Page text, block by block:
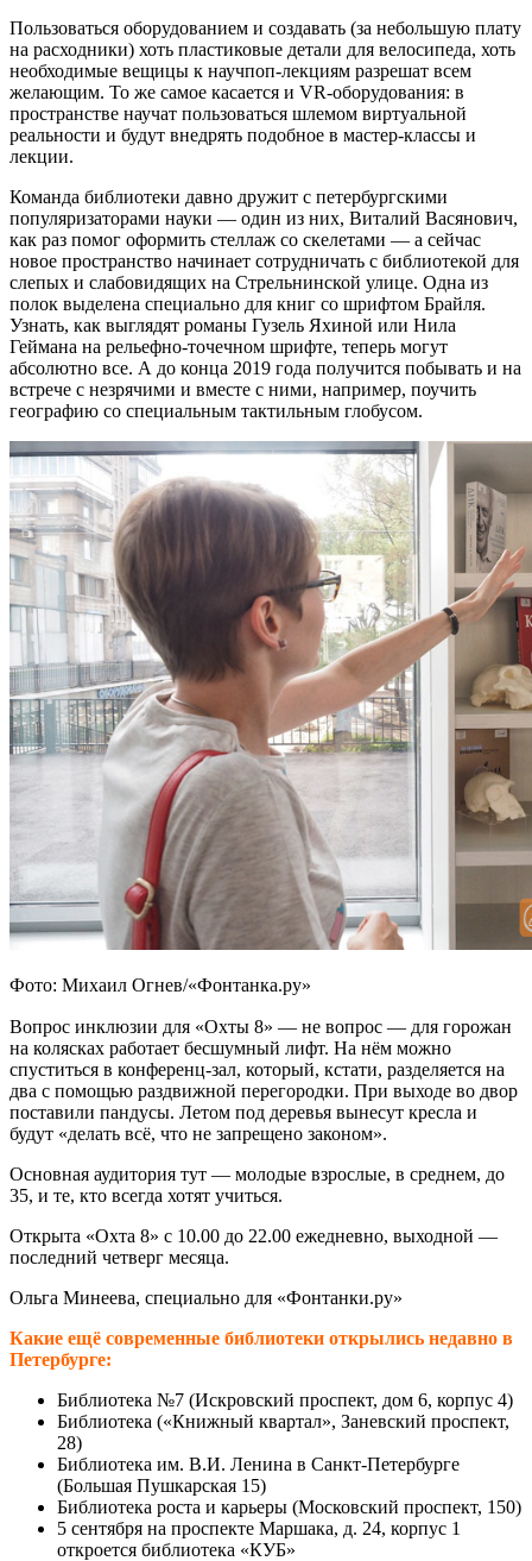
Пользоваться оборудованием и создавать (за небольшую плату
на расходники) хоть пластиковые детали для велосипеда, хоть
необходимые вещицы к научпоп-лекциям разрешат всем
желающим. То же самое касается и VR-оборудования: в
пространстве научат пользоваться шлемом виртуальной
реальности и будут внедрять подобное в мастер-классы и
лекции.
Команда библиотеки давно дружит с петербургскими
популяризаторами науки — один из них, Виталий Васянович,
как раз помог оформить стеллаж со скелетами — а сейчас
новое пространство начинает сотрудничать с библиотекой для
слепых и слабовидящих на Стрельнинской улице. Одна из
полок выделена специально для книг со шрифтом Брайля.
Узнать, как выглядят романы Гузель Яхиной или Нила
Геймана на рельефно-точечном шрифте, теперь могут
абсолютно все. А до конца 2019 года получится побывать и на
встрече с незрячими и вместе с ними, например, поучить
географию со специальным тактильным глобусом.
Фото: Михаил Огнев/«Фонтанка.ру»
Вопрос инклюзии для «Охты 8» — не вопрос — для горожан
на колясках работает бесшумный лифт. На нём можно
спуститься в конференц-зал, который, кстати, разделяется на
два с помощью раздвижной перегородки. При выходе во двор
поставили пандусы. Летом под деревья вынесут кресла и
будут «делать всё, что не запрещено законом».
Основная аудитория тут — молодые взрослые, в среднем, до
35, и те, кто всегда хотят учиться.
Открыта «Охта 8» с 10.00 до 22.00 ежедневно, выходной —
последний четверг месяца.
Ольга Минеева, специально для «Фонтанки.ру»
Какие ещё современные библиотеки открылись недавно в
Петербурге:
Библиотека №7 (Искровский проспект, дом 6, корпус 4)
Библиотека («Книжный квартал», Заневский проспект,
28)
Библиотека им. В.И. Ленина в Санкт-Петербурге
(Большая Пушкарская 15)
Библиотека роста и карьеры (Московский проспект, 150)
5 сентября на проспекте Маршака, д. 24, корпус 1
откроется библиотека «КУБ»